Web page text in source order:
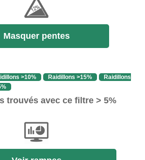
Masquer pentes
>10% Raidillons >15%
Raidillons
trouvés avec ce filtre > 5%